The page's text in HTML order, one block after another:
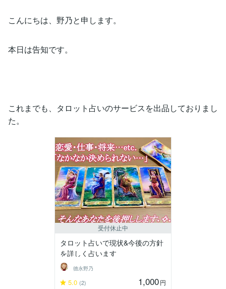
こんにちは、野乃と申します。
本日は告知です。
これまでも、タロット占いのサービスを出品しておりまし
た。
受付休止中
タロット占いで現状&今後の方針
を詳しく占います
德永野乃
5.0 (2) 1,000円